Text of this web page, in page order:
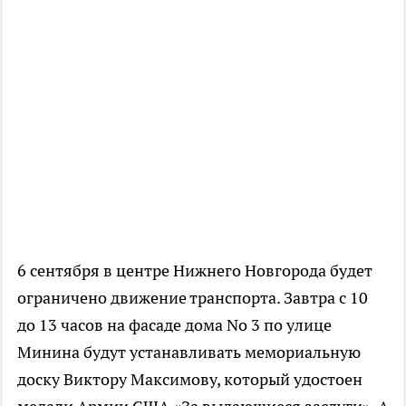
6 сентября в центре Нижнего Новгорода будет
ограничено движение транспорта. Завтра с 10
до 13 часов на фасаде дома No 3 по улице
Минина будут устанавливать мемориальную
доску Виктору Максимову, который удостоен